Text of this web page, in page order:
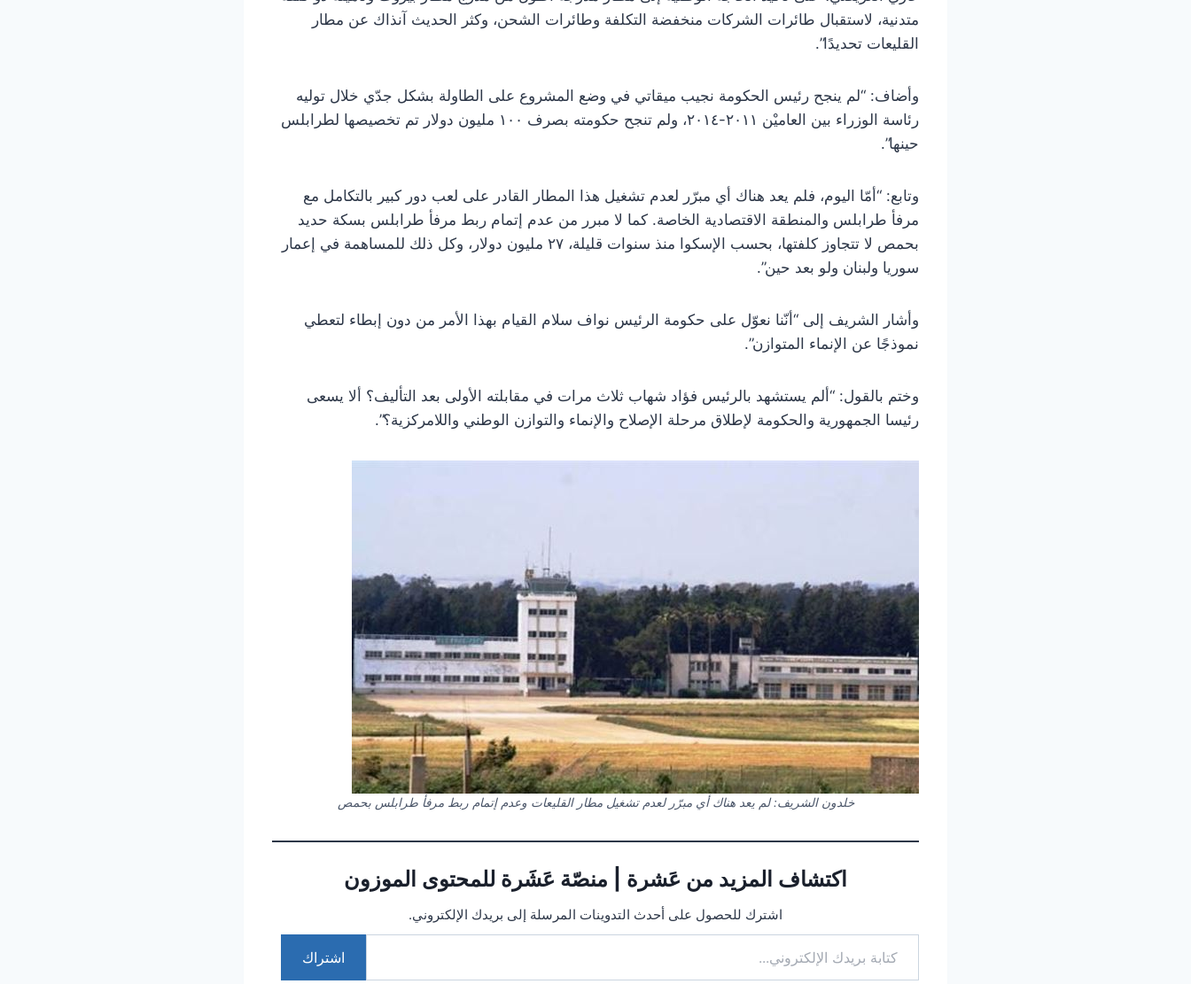
متدنية، لاستقبال طائرات الشركات منخفضة التكلفة وطائرات الشحن، وكثر الحديث آنذاك عن مطار
القليعات تحديدًا”.
وأضاف: “لم ينجح رئيس الحكومة نجيب ميقاتي في وضع المشروع على الطاولة بشكل جدّي خلال توليه
رئاسة الوزراء بين العاميْن ٢٠١١-٢٠١٤، ولم تنجح حكومته بصرف ١٠٠ مليون دولار تم تخصيصها لطرابلس
حينها”.
وتابع: “أمّا اليوم، فلم يعد هناك أي مبرّر لعدم تشغيل هذا المطار القادر على لعب دور كبير بالتكامل مع
مرفأ طرابلس والمنطقة الاقتصادية الخاصة. كما لا مبرر من عدم إتمام ربط مرفأ طرابلس بسكة حديد
بحمص لا تتجاوز كلفتها، بحسب الإسكوا منذ سنوات قليلة، ٢٧ مليون دولار، وكل ذلك للمساهمة في إعمار
سوريا ولبنان ولو بعد حين”.
وأشار الشريف إلى “أنّنا نعوّل على حكومة الرئيس نواف سلام القيام بهذا الأمر من دون إبطاء لتعطي
نموذجًا عن الإنماء المتوازن”.
وختم بالقول: “ألم يستشهد بالرئيس فؤاد شهاب ثلاث مرات في مقابلته الأولى بعد التأليف؟ ألا يسعى
رئيسا الجمهورية والحكومة لإطلاق مرحلة الإصلاح والإنماء والتوازن الوطني واللامركزية؟”.
خلدون الشريف: لم يعد هناك أي مبرّر لعدم تشغيل مطار القليعات وعدم إتمام ربط مرفأ طرابلس بحمص
اكتشاف المزيد من عَشرة | منصّة عَشَرة للمحتوى الموزون
اشترك للحصول على أحدث التدوينات المرسلة إلى بريدك الإلكتروني.
كتابة بريدك الإلكتروني...
اشتراك